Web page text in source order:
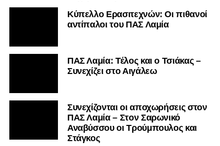
Κύπελλο Ερασιτεχνών: Οι πιθανοί
αντίπαλοι του ΠΑΣ Λαμία
ΠΑΣ Λαμία: Τέλος και ο Τσιάκας –
Συνεχίζει στο Αιγάλεω
Συνεχίζονται οι αποχωρήσεις στον
ΠΑΣ Λαμία – Στον Σαρωνικό
Αναβύσσου οι Τρούμπουλος και
Στάγκος